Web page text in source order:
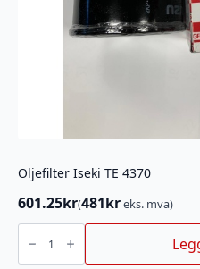
Oljefilter Iseki TE 4370
601.25kr(481kreks. mva)
Oljefilter
TE
4370